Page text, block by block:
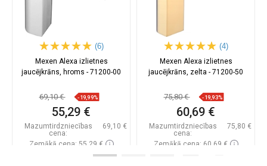
(6)
Mexen Alexa izlietnes
jaucējkrāns, hroms - 71200-00
69,10 € -19,99%
55,29 €
Mazumtirdzniecības
cena:
69,10 €
Zemākā cena: 55,29 €
Pieejamās vispirms
(4)
Mexen Alexa izlietnes
jaucējkrāns, zelta - 71200-50
75,80 € -19,93%
60,69 €
Mazumtirdzniecības
cena:
75,80 €
Zemākā cena: 60,69 €